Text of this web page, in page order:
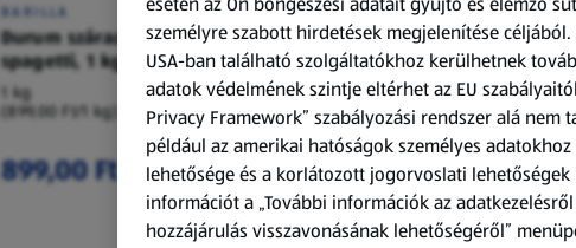
BARILLA
Durum száraztészta,
spagetti, 1 kg
1 kg
(899,00 Ft/1 kg)
899,00 Ft
ACTIMEL
Actimel joghurtital, 8
palack
0,8 kg
(1 186,25 Ft/1 kg)
949,00 Ft
O.B.
64 darab
64
(59,36 Ft/
3
személyre szabott hirdetések megjelenítése
USA-ban található szolgáltatókhoz kerülhetnek
adatok védelmének szintje eltérhet az EU
Privacy Framework” szabályozási rendszer alá nem
például az amerikai hatóságok személyes
lehetősége és a korlátozott jogorvoslati
információt a „További információk az
hozzájárulás visszavonásának lehetőségéről”